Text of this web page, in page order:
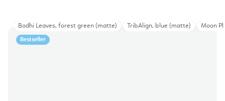
Bestseller
Bodhi Leaves, forest green (matte) TribAlign, blue (matte) Moon